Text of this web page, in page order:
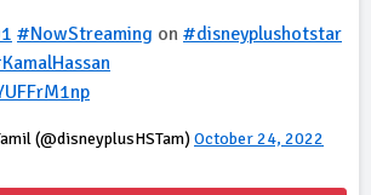
#NowStreaming on #disneyplushotstar
(@disneyplusHSTam) October 24, 2022